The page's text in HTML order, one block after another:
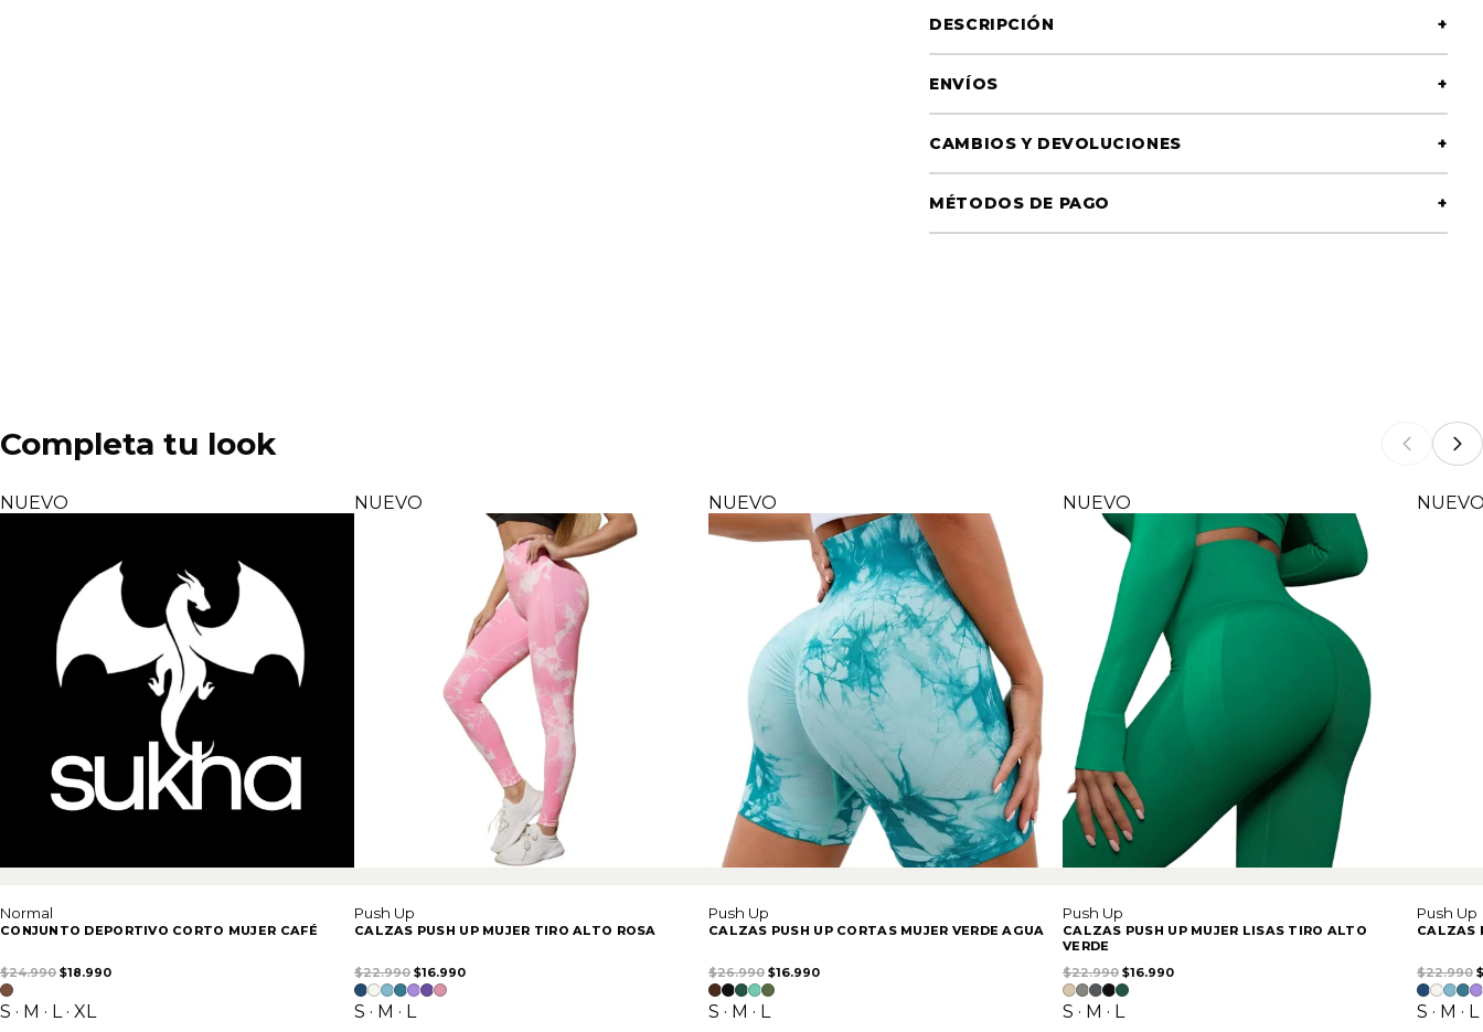
DESCRIPCIÓN +
ENVÍOS +
CAMBIOS Y DEVOLUCIONES +
MÉTODOS DE PAGO +
Completa tu look
NUEVO
Normal
CONJUNTO DEPORTIVO CORTO MUJER CAFÉ
$24.990 El precio original era: $24.990.
$18.990El precio actual es: $18.990.
S · M · L · XL
NUEVO
Push Up
CALZAS PUSH UP MUJER TIRO ALTO ROSA
$22.990 El precio original era: $22.990.
$16.990El precio actual es: $16.990.
S · M · L
NUEVO
Push Up
CALZAS PUSH UP CORTAS MUJER VERDE AGUA
$26.990 El precio original era: $26.990.
$16.990El precio actual es: $16.990.
S · M · L
NUEVO
Push Up
CALZAS PUSH UP MUJER LISAS TIRO ALTO
VERDE
$22.990 El precio original era: $22.990.
$16.990El precio actual es: $16.990.
S · M · L
Push Up
CALZAS
$22.990 $
S · M · L